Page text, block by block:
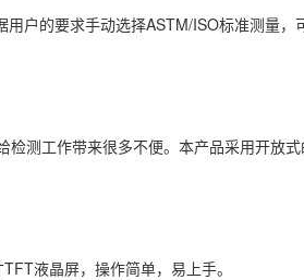
户的要求手动选择ASTM/ISO标准测量，
测工作带来很多不便。本产品采用开放
液晶屏，操作简单，易上手。